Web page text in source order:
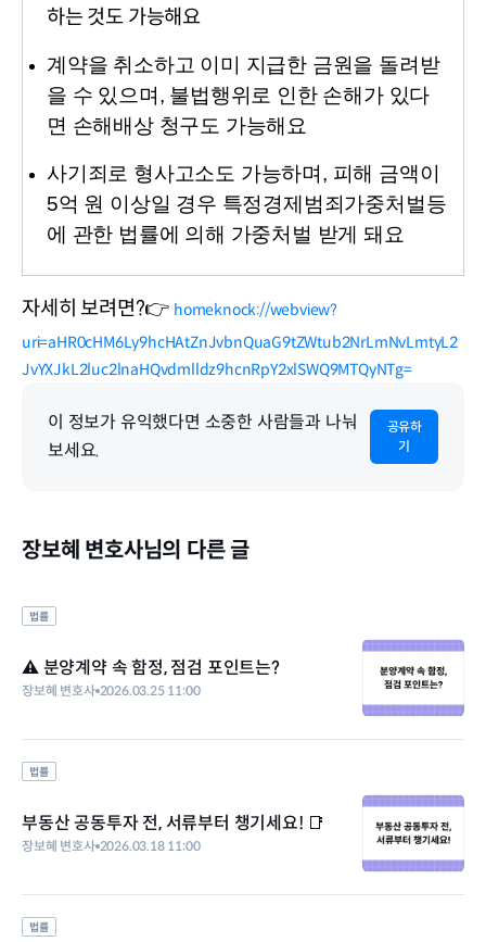
하는 것도 가능해요
계약을 취소하고 이미 지급한 금원을 돌려받
을 수 있으며, 불법행위로 인한 손해가 있다
면 손해배상 청구도 가능해요
사기죄로 형사고소도 가능하며, 피해 금액이
5억 원 이상일 경우 특정경제범죄가중처벌등
에 관한 법률에 의해 가중처벌 받게 돼요
자세히 보려면?👉 homeknock://webview?
uri=aHR0cHM6Ly9hcHAtZnJvbnQuaG9tZWtub2NrLmNvLmtyL2
JvYXJkL2luc2lnaHQvdmlldz9hcnRpY2xlSWQ9MTQyNTg=
이 정보가 유익했다면 소중한 사람들과 나눠
보세요.
공유하
기
장보혜 변호사님의 다른 글
법률
⚠️ 분양계약 속 함정, 점검 포인트는?
장보혜 변호사 2026.03.25 11:00
법률
부동산 공동투자 전, 서류부터 챙기세요! 📑
장보혜 변호사 2026.03.18 11:00
법률